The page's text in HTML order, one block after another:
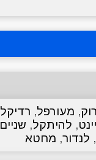
, מעורפל, רדיקל
, להיתקל, שניים
, לנדור, מחטא